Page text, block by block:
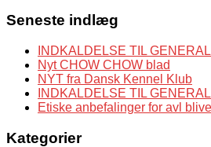
Seneste indlæg
INDKALDELSE TIL
Nyt CHOW CHOW blad
NYT fra Dansk Kennel Klub
INDKALDELSE TIL
Etiske anbefalinger for avl
Kategorier